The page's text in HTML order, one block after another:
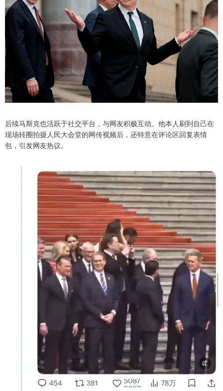
后续马斯克也活跃于社交平台，与网友积极互动。他本人刷到自己在
现场转圈拍摄人民大会堂的网传视频后，还特意在评论区回复表情
包，引发网友热议。